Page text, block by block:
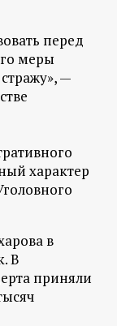
перед
меры
—
характер
в
В
приняли